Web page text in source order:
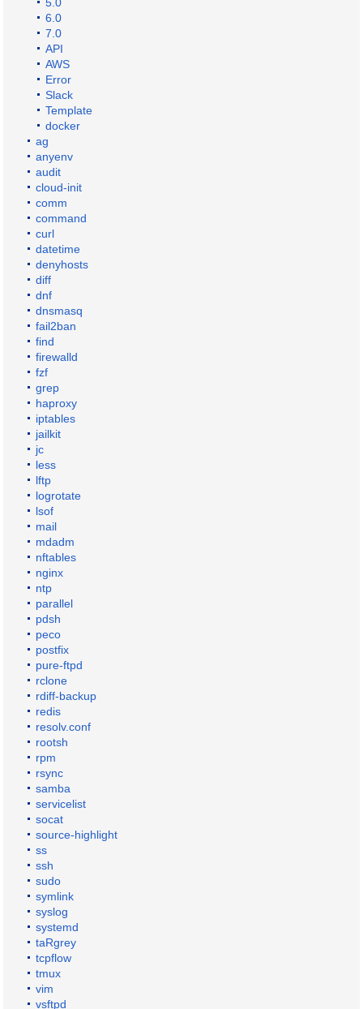
6.0
7.0
API
AWS
Error
Slack
Template
docker
ag
anyenv
audit
cloud-init
comm
command
curl
datetime
denyhosts
diff
dnf
dnsmasq
fail2ban
find
firewalld
fzf
grep
haproxy
iptables
jailkit
jc
less
lftp
logrotate
lsof
mail
mdadm
nftables
nginx
ntp
parallel
pdsh
peco
postfix
pure-ftpd
rclone
rdiff-backup
redis
resolv.conf
rootsh
rpm
rsync
samba
servicelist
socat
source-highlight
ss
ssh
sudo
symlink
syslog
systemd
taRgrey
tcpflow
tmux
vim
vsftpd